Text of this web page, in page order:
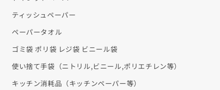
ティッシュペーパー
ペーパータオル
ゴミ袋 ポリ袋 レジ袋 ビニール袋
使い捨て手袋（ニトリル,ビニール,ポリエチレン等）
キッチン消耗品（キッチンペーパー等）